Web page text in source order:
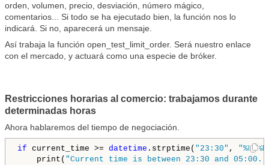
orden, volumen, precio, desviación, número mágico,
comentarios... Si todo se ha ejecutado bien, la función nos lo
indicará. Si no, aparecerá un mensaje.
Así trabaja la función open_test_limit_order. Será nuestro enlace
con el mercado, y actuará como una especie de bróker.
Restricciones horarias al comercio: trabajamos durante
determinadas horas
Ahora hablaremos del tiempo de negociación.
if current_time >= datetime .strptime( "23:30" ,
print( "Current time is between 23:30 and 05:00.